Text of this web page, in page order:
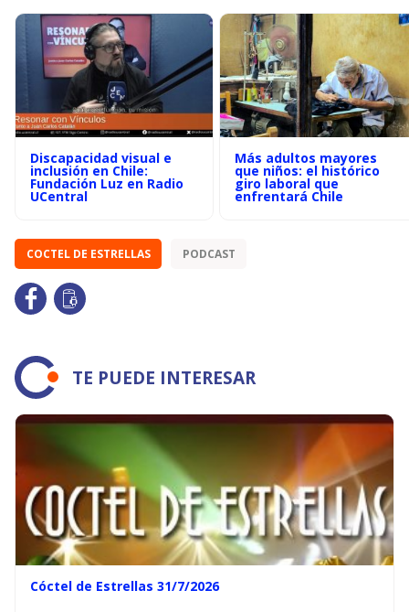
Discapacidad visual e
inclusión en Chile:
Fundación Luz en Radio
UCentral
Más adultos mayores
que niños: el histórico
giro laboral que
enfrentará Chile
COCTEL DE ESTRELLAS PODCAST
TE PUEDE INTERESAR
Cóctel de Estrellas 31/7/2026